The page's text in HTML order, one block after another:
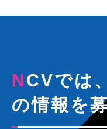
NCVでは、視聴者さまから
の情報を